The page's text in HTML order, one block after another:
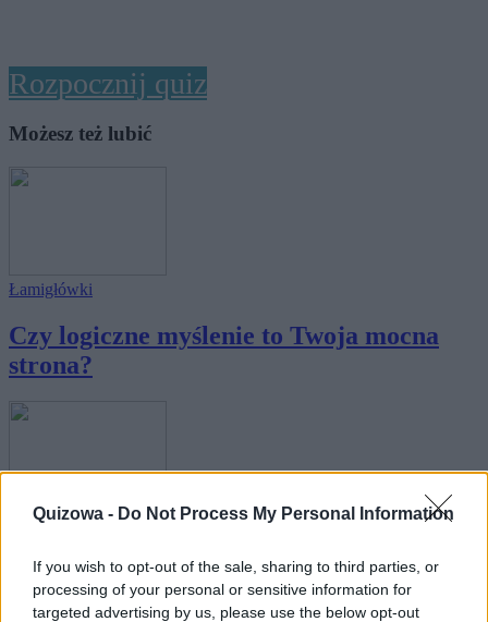
Quizowa - Do Not Process My Personal Information
If you wish to opt-out of the sale, sharing to third parties, or
processing of your personal or sensitive information for
targeted advertising by us, please use the below opt-out
Rozpocznij quiz
Możesz też lubić
Łamigłówki
Czy logiczne myślenie to Twoja mocna
strona?
Łamigłówki
Zagadka farmera - sprawdź swoje
logiczne myśl...